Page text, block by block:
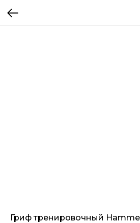
Гриф тренировочный